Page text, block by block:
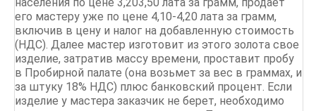
его мастеру уже по цене 4,10-4,20 лата за грамм,
включив в цену и налог на добавленную стоимость
(НДС). Далее мастер изготовит из этого золота свое
изделие, затратив массу времени, проставит пробу
в Пробирной палате (она возьмет за вес в граммах, и
за штуку 18% НДС) плюс банковский процент. Если
изделие у мастера заказчик не берет, необходимо